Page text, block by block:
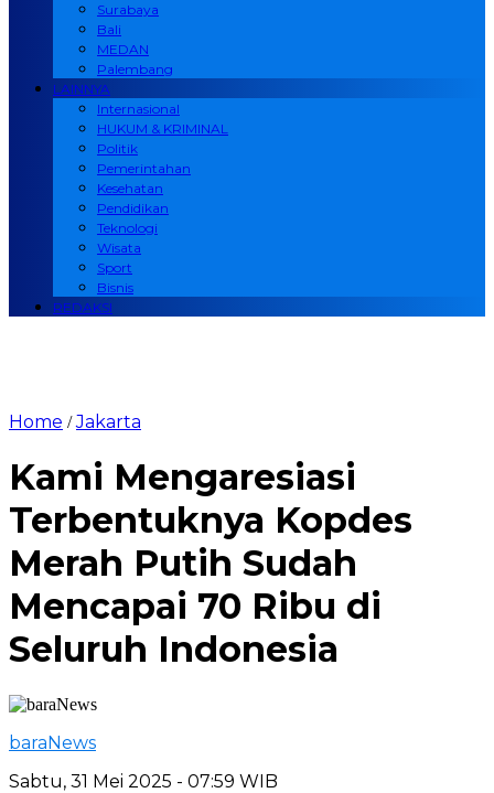
Surabaya
Bali
MEDAN
Palembang
LAINNYA
Internasional
HUKUM & KRIMINAL
Politik
Pemerintahan
Kesehatan
Pendidikan
Teknologi
Wisata
Sport
Bisnis
REDAKSI
Home /Jakarta
Kami Mengaresiasi
Terbentuknya Kopdes
Merah Putih Sudah
Mencapai 70 Ribu di
Seluruh Indonesia
baraNews
Sabtu, 31 Mei 2025 - 07:59 WIB